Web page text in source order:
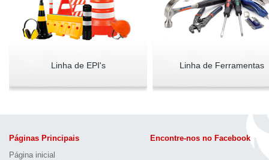
Linha de EPI's Linha de Ferramentas
Páginas Principais
Página inicial
Encontre-nos no Facebook